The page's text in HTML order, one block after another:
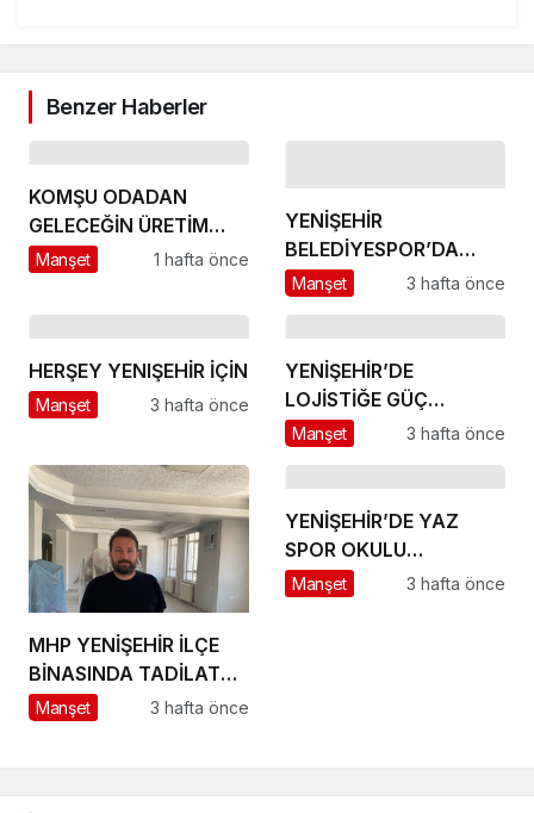
Benzer Haberler
KOMŞU ODADAN
GELECEĞİN ÜRETİM
ÜSSÜ YESAN’A
Manşet 1 hafta önce
YENİŞEHİR
BELEDİYESPOR’DA
GÜÇLÜ YÖNETİM,
Manşet 3 hafta önce
HERŞEY YENIŞEHİR İÇİN
Manşet 3 hafta önce
YENİŞEHİR’DE
LOJİSTİĞE GÜÇ
KATACAK ADIM
Manşet 3 hafta önce
MHP YENİŞEHİR İLÇE
BİNASINDA TADİLAT
BAŞLADI
Manşet 3 hafta önce
YENİŞEHİR’DE YAZ
SPOR OKULU
HEYECANI BAŞLADI
Manşet 3 hafta önce